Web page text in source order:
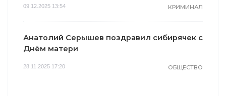
09.12.2025 13:54 КРИМИНАЛ
Анатолий Серышев поздравил сибирячек с
Днём матери
28.11.2025 17:20 ОБЩЕСТВО